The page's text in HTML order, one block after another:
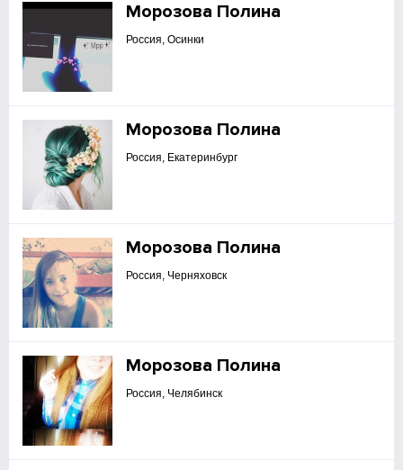
Морозова Полина
Россия, Осинки
Морозова Полина
Россия, Екатеринбург
Морозова Полина
Россия, Черняховск
Морозова Полина
Россия, Челябинск